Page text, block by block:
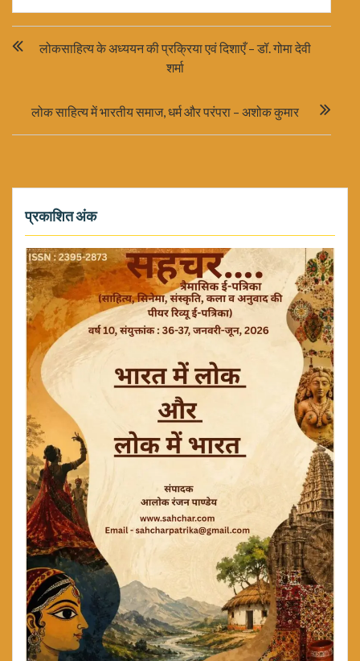
navigation
लोकसाहित्य के अध्ययन की प्रक्रिया एवं दिशाएँ – डॉ. गोमा देवी
शर्मा
लोक साहित्य में भारतीय समाज, धर्म और परंपरा – अशोक कुमार
प्रकाशित अंक